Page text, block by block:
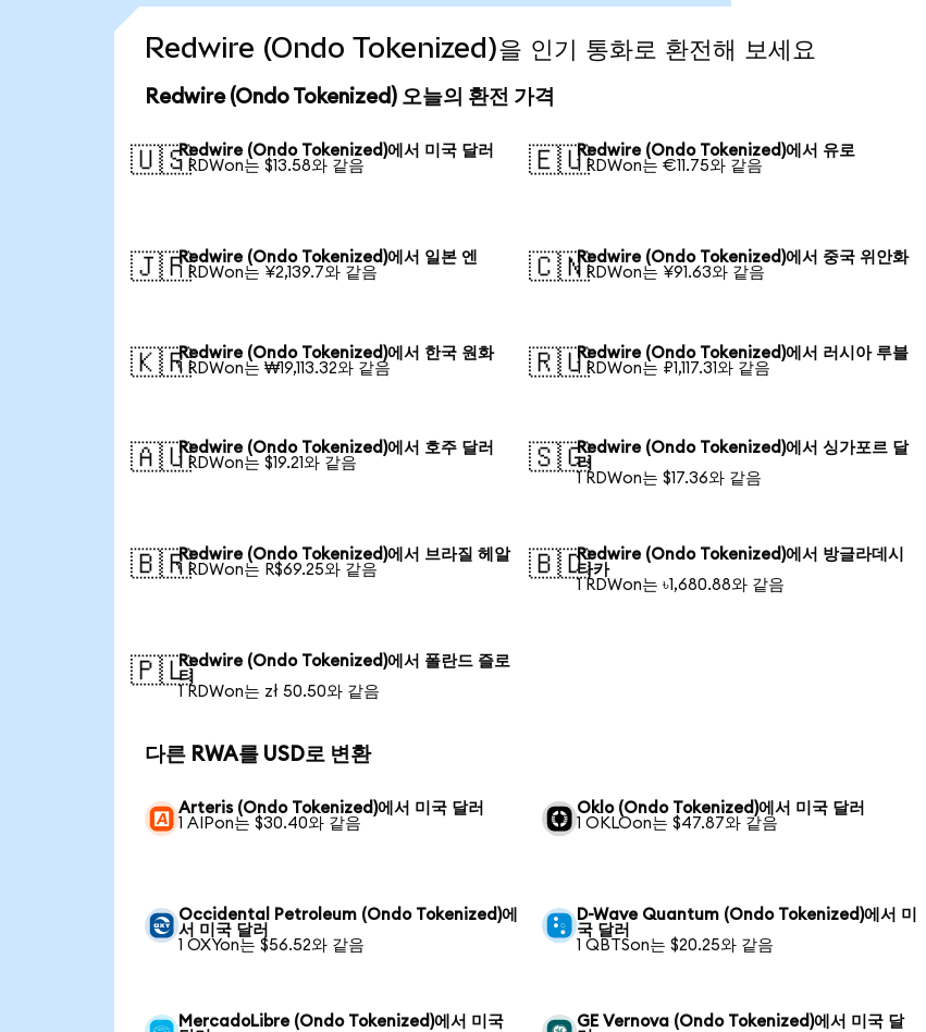
Redwire (Ondo Tokenized)을 인기 통화로 환전해 보세요
Redwire (Ondo Tokenized) 오늘의 환전 가격
🇺🇸Redwire (Ondo Tokenized)에서 미국 달러
1 RDWon는 $13.58와 같음
🇪🇺Redwire (Ondo Tokenized)에서 유로
1 RDWon는 €11.75와 같음
🇯🇵Redwire (Ondo Tokenized)에서 일본 엔
1 RDWon는 ¥2,139.7와 같음
🇨🇳Redwire (Ondo Tokenized)에서 중국 위안화
1 RDWon는 ¥91.63와 같음
🇰🇷Redwire (Ondo Tokenized)에서 한국 원화
1 RDWon는 ₩19,113.32와 같음
🇷🇺Redwire (Ondo Tokenized)에서 러시아 루블
1 RDWon는 ₽1,117.31와 같음
🇦🇺Redwire (Ondo Tokenized)에서 호주 달러
1 RDWon는 $19.21와 같음
🇸🇬Redwire (Ondo Tokenized)에서 싱가포르 달
러
1 RDWon는 $17.36와 같음
🇧🇷Redwire (Ondo Tokenized)에서 브라질 헤알
1 RDWon는 R$69.25와 같음
🇧🇩Redwire (Ondo Tokenized)에서 방글라데시
타카
1 RDWon는 ৳1,680.88와 같음
🇵🇱Redwire (Ondo Tokenized)에서 폴란드 즐로
티
1 RDWon는 zł 50.50와 같음
다른 RWA를 USD로 변환
Arteris (Ondo Tokenized)에서 미국 달러
1 AIPon는 $30.40와 같음
Oklo (Ondo Tokenized)에서 미국 달러
1 OKLOon는 $47.87와 같음
Occidental Petroleum (Ondo Tokenized)에
서 미국 달러
1 OXYon는 $56.52와 같음
D-Wave Quantum (Ondo Tokenized)에서 미
국 달러
1 QBTSon는 $20.25와 같음
MercadoLibre (Ondo Tokenized)에서 미국
GE Vernova (Ondo Tokenized)에서 미국 달